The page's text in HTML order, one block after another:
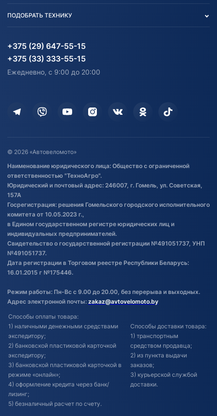
Блог
Карта сайта
Согласие на обработку
Информация до получения
согласия на обработку
Доставка
Дополнительные услуги
Оставить отзыв
Договор публичной оферты
Обработка файлов cookie
Постановка транспорта на учет
Обновления в ЭПТС 2024
Агротехника
Водный транспорт
Электротранспорт
Здоровье
ПОДОБРАТЬ ТЕХНИКУ
Агротехника
Электротранспорт
+375 (29) 647-55-15
+375 (33) 333-55-15
Ежедневно, с 9:00 до 20:00
© 2026 «Автовеломото»
Наименование юридического лица: Общество с ограниченной
ответственностью "ТехноАгро".
Юридический и почтовый адрес: 246007, г. Гомель, ул. Советская,
157А
Госрегистрация: решения Гомельского городского исполнительного
комитета от 10.05.2023 г.,
в Едином государственном регистре юридических лиц и
индивидуальных предпринимателей.
Свидетельство о государственной регистрации №491051737, УНП
№491051737.
Дата регистрации в Торговом реестре Республики Беларусь:
16.01.2015 г №175446.
Режим работы: Пн-Вс с 9.00 до 20.00, без перерыва и выходных.
Адрес электронной почты: zakaz@avtovelomoto.by
Способы оплаты товара:
1) наличными денежными средствами
экспедитору;
2) банковской пластиковой карточкой
экспедитору;
3) банковской пластиковой карточкой в
режиме «онлайн»;
4) оформление кредита через банк/
лизинг;
5) безналичный расчет по счету.
Способы доставки товара:
1) транспортным
средством продавца;
2) из пункта выдачи
заказов;
3) курьерской службой
доставки.